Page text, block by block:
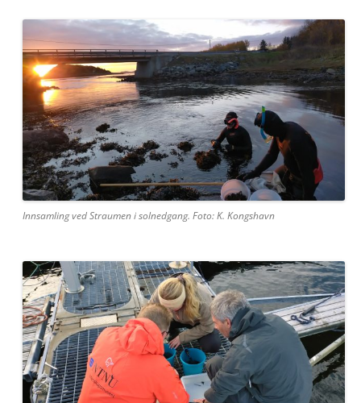
Innsamling ved Straumen i solnedgang. Foto: K. Kongshavn